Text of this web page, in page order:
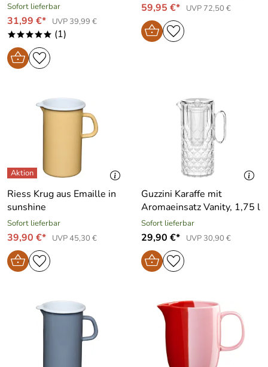
Sofort lieferbar
31,99 €* UVP 39,99 €
***** (1)
59,95 €* UVP 72,50 €
Riess Krug aus Emaille in
sunshine
Sofort lieferbar
39,90 €* UVP 45,30 €
Guzzini Karaffe mit
Aromaeinsatz Vanity, 1,75 l
Sofort lieferbar
29,90 €* UVP 30,90 €